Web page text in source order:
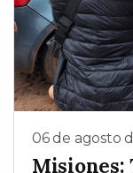
06 de agosto
Misiones: